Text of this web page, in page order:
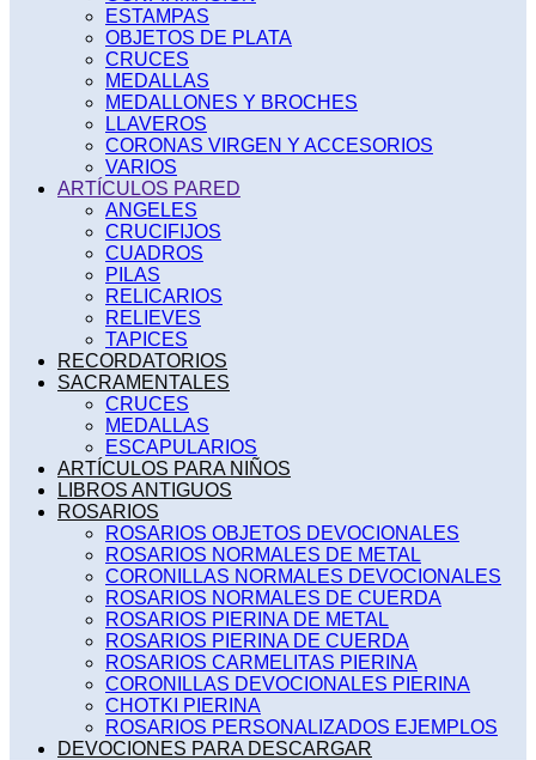
ESTAMPAS
OBJETOS DE PLATA
CRUCES
MEDALLAS
MEDALLONES Y BROCHES
LLAVEROS
CORONAS VIRGEN Y ACCESORIOS
VARIOS
ARTÍCULOS PARED
ANGELES
CRUCIFIJOS
CUADROS
PILAS
RELICARIOS
RELIEVES
TAPICES
RECORDATORIOS
SACRAMENTALES
CRUCES
MEDALLAS
ESCAPULARIOS
ARTÍCULOS PARA NIÑOS
LIBROS ANTIGUOS
ROSARIOS
ROSARIOS OBJETOS DEVOCIONALES
ROSARIOS NORMALES DE METAL
CORONILLAS NORMALES DEVOCIONALES
ROSARIOS NORMALES DE CUERDA
ROSARIOS PIERINA DE METAL
ROSARIOS PIERINA DE CUERDA
ROSARIOS CARMELITAS PIERINA
CORONILLAS DEVOCIONALES PIERINA
CHOTKI PIERINA
ROSARIOS PERSONALIZADOS EJEMPLOS
DEVOCIONES PARA DESCARGAR